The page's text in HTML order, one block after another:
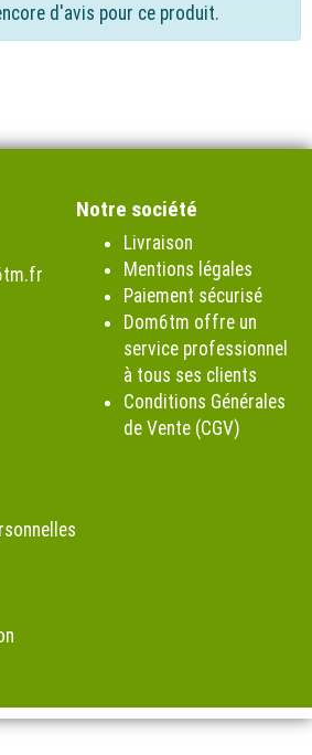
d'avis pour ce produit.
Notre société
Livraison
Mentions légales
Paiement sécurisé
Dom6tm offre un
service professionnel
à tous ses clients
Conditions Générales
de Vente (CGV)